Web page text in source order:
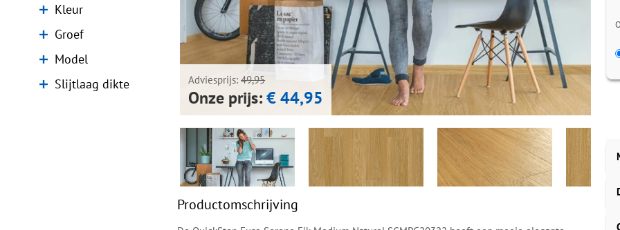
Kleur
Groef
Model
Slijtlaag dikte
Adviesprijs:49,95
Onze prijs: € 44,95
Productomschrijving